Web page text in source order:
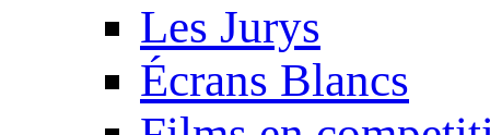
Les Jurys
Écrans Blancs